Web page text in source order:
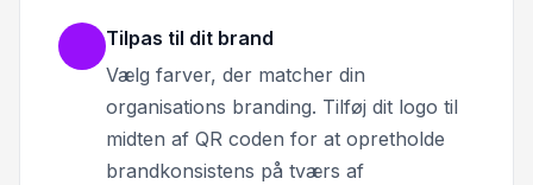
Tilpas til dit brand
Vælg farver, der matcher din
organisations branding. Tilføj dit logo til
midten af QR coden for at opretholde
brandkonsistens på tværs af